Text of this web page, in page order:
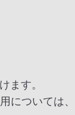
ます。
については、